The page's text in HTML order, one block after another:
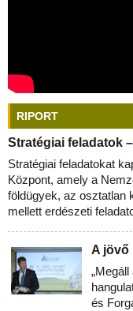
RIPORT
Stratégiai feladatok
Stratégiai feladatokat
Központ, amely a
földügyek, az osztatlan
mellett erdészeti
A jövő
és